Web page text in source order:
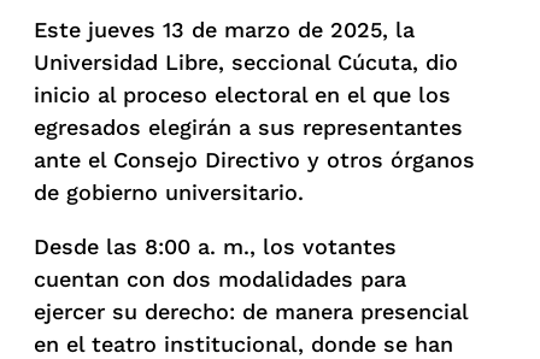
Este jueves 13 de marzo de 2025, la
Universidad Libre, seccional Cúcuta, dio
inicio al proceso electoral en el que los
egresados elegirán a sus representantes
ante el Consejo Directivo y otros órganos
de gobierno universitario.
Desde las 8:00 a. m., los votantes
cuentan con dos modalidades para
ejercer su derecho: de manera presencial
en el teatro institucional, donde se han